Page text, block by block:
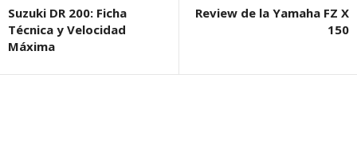
Suzuki DR 200: Ficha
Técnica y Velocidad
Máxima
Review de la Yamaha FZ X
150